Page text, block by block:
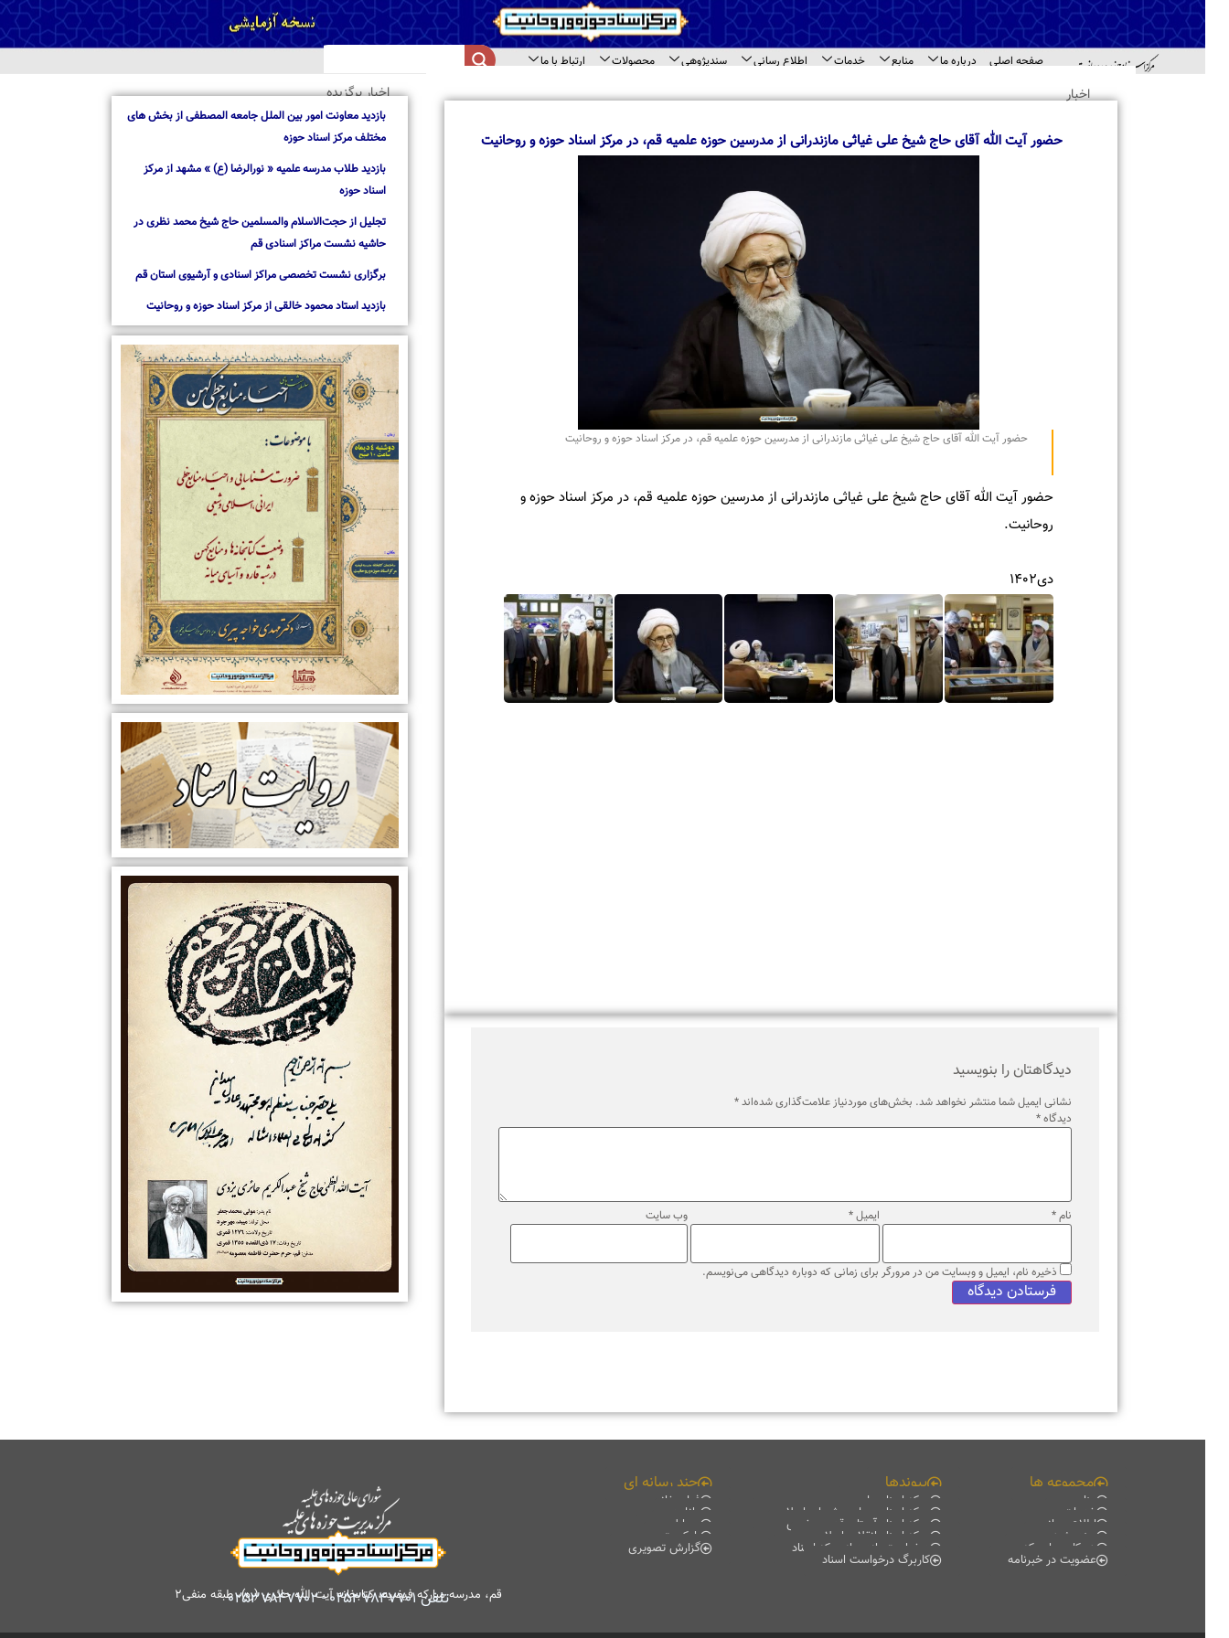
صفحه اصلی درباره ما منابع خدمات اطلاع رسانی سندپژوهی محصولات
ارتباط با ما
اخبار
حضور آیت الله آقای حاج شیخ علی غیاثی مازندرانی از مدرسین حوزه علمیه قم، در مرکز اسناد حوزه و روحانیت
حضور آیت الله آقای حاج شیخ علی غیاثی مازندرانی از مدرسین حوزه علمیه قم، در مرکز اسناد حوزه و روحانیت
حضور آیت الله آقای حاج شیخ علی غیاثی مازندرانی از مدرسین حوزه علمیه قم، در مرکز اسناد حوزه و
روحانیت.
دیدگاهتان را بنویسید
نشانی ایمیل شما منتشر نخواهد شد.بخش‌های موردنیاز علامت‌گذاری شده‌اند*
دیدگاه*
ایمیل* وب‌ سایت
ذخیره نام، ایمیل و وبسایت من در مرورگر برای زمانی که دوباره دیدگاهی می‌نویسم.
اخبار برگزیده
بازدید معاونت امور بین الملل جامعه المصطفی از بخش های
مختلف مرکز اسناد حوزه
بازدید طلاب مدرسه علمیه « نورالرضا (ع) » مشهد از مرکز
اسناد حوزه
تجلیل از حجت‌الاسلام والمسلمین حاج شیخ محمد نظری در
حاشیه نشست مراکز اسنادی قم
برگزاری نشست تخصصی مراکز اسنادی و آرشیوی استان قم
بازدید استاد محمود خالقی از مرکز اسناد حوزه و روحانیت
مجموعه ها
منابع
خدمات
اطلاع رسانی
سند پژوهی
همکاری با مرکز
عضویت در خبرنامه
پیوندها
مرکز اسناد ملی
مرکز اسناد مجلس شورای اسلامی
مرکز اسناد آستان قدس رضوی
مرکز اسناد انقلاب اسلامی
درخواست بازدید از مرکز اسناد
کاربرگ درخواست اسناد
چند رسانه ای
فیلم خانه
دانلود
موبایل
پادکست
گزارش تصویری
قم، مدرسه مبارکه فیضیه، کتابخانه آیت الله حائری (ره)، طبقه منفی۲
تلفن۰۲۵۳۷۸۴۷۷۰۱-۰۲۵۳۷۸۴۷۷۰۲